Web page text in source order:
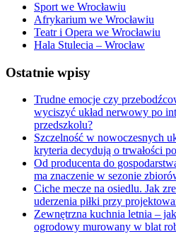
Sport we Wrocławiu
Afrykarium we Wrocławiu
Teatr i Opera we Wrocławiu
Hala Stulecia – Wrocław
Ostatnie wpisy
Trudne emocje czy
wyciszyć układ nerwowy po
przedszkolu?
Szczelność w nowoczesnych
kryteria decydują o trwałości
Od producenta do
ma znaczenie w sezonie
Ciche mecze na osiedlu. Jak
uderzenia piłki przy
Zewnętrzna kuchnia letnia –
ogrodowy murowany w blat